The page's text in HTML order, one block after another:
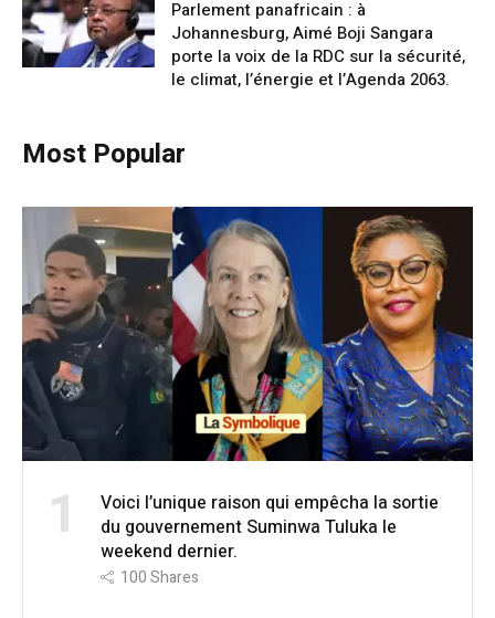
Parlement panafricain : à
Johannesburg, Aimé Boji Sangara
porte la voix de la RDC sur la sécurité,
le climat, l’énergie et l’Agenda 2063.
Most Popular
1
Voici l’unique raison qui empêcha la sortie
du gouvernement Suminwa Tuluka le
weekend dernier.
100Shares